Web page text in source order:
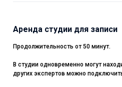
Аренда студии для записи
Продолжительность от 50 минут.
В студии одновременно могут
других экспертов можно